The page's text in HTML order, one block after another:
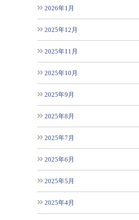
2026年1月
2025年12月
2025年11月
2025年10月
2025年9月
2025年8月
2025年7月
2025年6月
2025年5月
2025年4月